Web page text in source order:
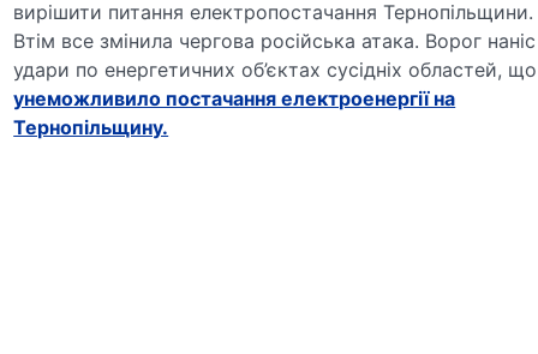
вирішити питання електропостачання Тернопільщини.
Втім все змінила чергова російська атака. Ворог наніс
удари по енергетичних об’єктах сусідніх областей, що
унеможливило постачання електроенергії на
Тернопільщину.